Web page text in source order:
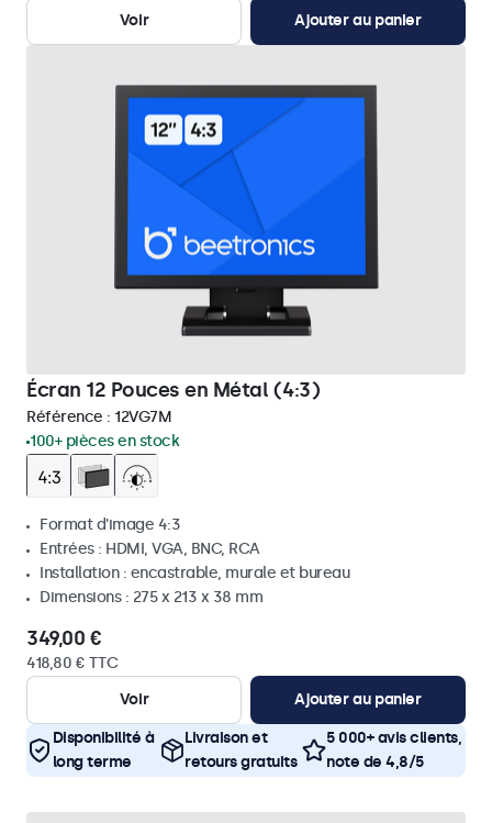
Voir
Ajouter au panier
Écran 12 Pouces en Métal (4:3)
Référence : 12VG7M
100+ pièces en stock
Format d'image 4:3
Entrées : HDMI, VGA, BNC, RCA
Installation : encastrable, murale et bureau
Dimensions : 275 x 213 x 38 mm
349,00 €
418,80 € TTC
Voir
Ajouter au panier
Disponibilité à
long terme
Livraison et
retours gratuits
5 000+ avis clients,
note de 4,8/5